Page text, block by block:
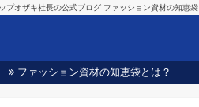
プオザキ社長の公式ブログ ファッション資材の知恵袋
ファッション資材の知恵袋とは？